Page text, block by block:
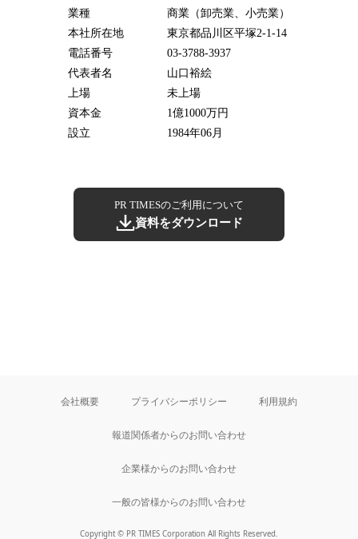
業種
商業（卸売業、小売業）
本社所在地
東京都品川区平塚2-1-14
電話番号
03-3788-3937
代表者名
山口裕絵
上場
未上場
資本金
1億1000万円
設立
1984年06月
PR TIMESのご利用について
資料をダウンロード
会社概要 プライバシーポリシー 利用規約
報道関係者からのお問い合わせ
企業様からのお問い合わせ
一般の皆様からのお問い合わせ
Copyright © PR TIMES Corporation All Rights Reserved.